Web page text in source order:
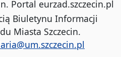
Portal eurzad.szczecin.pl
Biuletynu Informacji
Miasta Szczecin.